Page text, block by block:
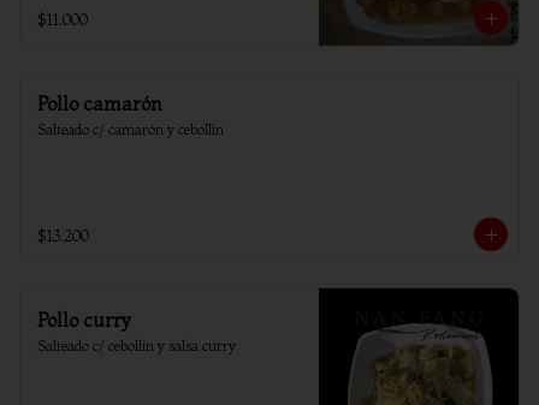
$11.000
Pollo camarón
Salteado c/ camarón y cebollín
$13.200
Pollo curry
Salteado c/ cebollin y salsa curry